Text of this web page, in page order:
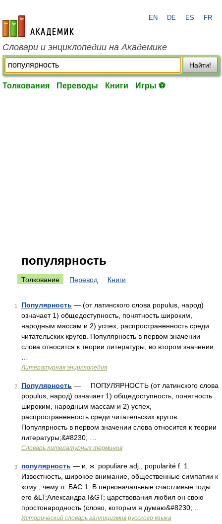
academic.ru
EN DE ES FR
Словари и энциклопедии на Академике
Найти!
Толкования Переводы Книги Игры ⚽
популярность
Толкование Перевод Книги
1 Популярность — (от латинского слова populus, народ)
означает 1) общедоступность, понятность широким,
народным массам и 2) успех, распространенность среди
читательских кругов. Популярность в первом значении
слова относится к теории литературы; во втором значении
Литературная энциклопедия
2 Популярность — ПОПУЛЯРНОСТЬ (от латинского слова
populus, народ) означает 1) общедоступность, понятность
широким, народным массам и 2) успех,
распространенность среди читательских кругов.
Популярность в первом значении слова относится к теории
литературы;&#8230; …
Словарь литературных терминов
3 популярность — и, ж. populiare adj., popularité f. 1.
Известность, широкое внимание, общественные симпатии к
кому , чему л. БАС 1. В первоначальные счастливые годы
его &LT;Александра I&GT; царствования любил он свою
простонародность (слово, которым я думаю&#8230; …
Исторический словарь галлицизмов русского языка